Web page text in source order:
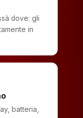
dove: gli
in
batteria,